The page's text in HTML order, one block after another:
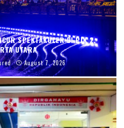
SPEKTAKULER DI PIK 2,
UTARA
August 7, 2026